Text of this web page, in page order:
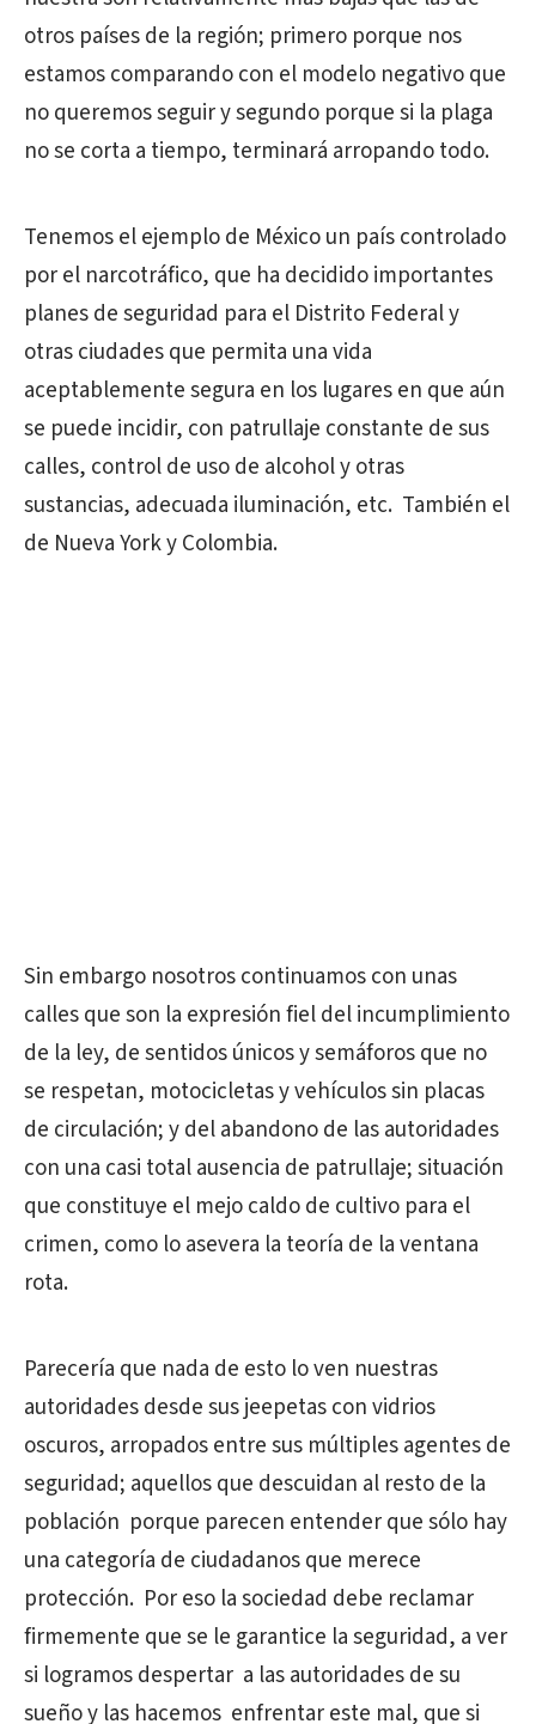
otros países de la región; primero porque nos
estamos comparando con el modelo negativo que
no queremos seguir y segundo porque si la plaga
no se corta a tiempo, terminará arropando todo.
Tenemos el ejemplo de México un país controlado
por el narcotráfico, que ha decidido importantes
planes de seguridad para el Distrito Federal y
otras ciudades que permita una vida
aceptablemente segura en los lugares en que aún
se puede incidir, con patrullaje constante de sus
calles, control de uso de alcohol y otras
sustancias, adecuada iluminación, etc. También el
de Nueva York y Colombia.
Sin embargo nosotros continuamos con unas
calles que son la expresión fiel del incumplimiento
de la ley, de sentidos únicos y semáforos que no
se respetan, motocicletas y vehículos sin placas
de circulación; y del abandono de las autoridades
con una casi total ausencia de patrullaje; situación
que constituye el mejo caldo de cultivo para el
crimen, como lo asevera la teoría de la ventana
rota.
Parecería que nada de esto lo ven nuestras
autoridades desde sus jeepetas con vidrios
oscuros, arropados entre sus múltiples agentes de
seguridad; aquellos que descuidan al resto de la
población porque parecen entender que sólo hay
una categoría de ciudadanos que merece
protección. Por eso la sociedad debe reclamar
firmemente que se le garantice la seguridad, a ver
si logramos despertar a las autoridades de su
sueño y las hacemos enfrentar este mal, que si